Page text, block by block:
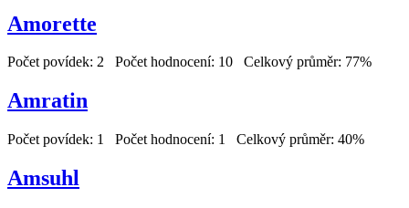
Amorette
Počet povídek: 2 Počet hodnocení: 10 Celkový průměr: 77%
Amratin
Počet povídek: 1 Počet hodnocení: 1 Celkový průměr: 40%
Amsuhl